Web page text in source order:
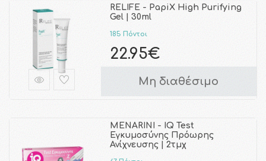
RELIFE - PapiX High Purifying
Gel | 30ml
185 Πόντοι
22.95€
Μη διαθέσιμο
MENARINI - IQ Test
Εγκυμοσύνης Πρόωρης
Ανίχνευσης | 2τμχ